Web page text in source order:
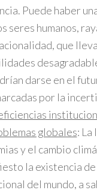
Puede haber
seres humanos,
que
darse en el
por la
globales: La
y el cambio
la existencia
del mundo, a